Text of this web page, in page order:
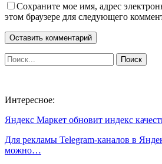
Сохраните мое имя, адрес
этом браузере для следующего
Интересное:
Яндекс Маркет обновит индекс
Для рекламы Telegram-каналов в
можно…